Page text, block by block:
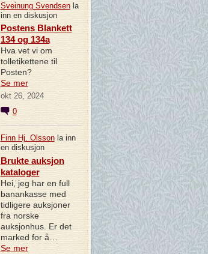
Sveinung Svendsenla
inn en diskusjon
Postens Blankett
134 og 134a
Hva vet vi om
tolletikettene til
Posten?
Se mer
okt 26, 2024
0
Finn Hj. Olssonla inn
en diskusjon
Brukte auksjon
kataloger
Hei, jeg har en full
banankasse med
tidligere auksjoner
fra norske
auksjonhus. Er det
marked for å…
Se mer